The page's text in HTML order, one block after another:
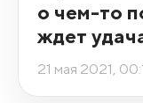
о чем-то
ждет
21 мая 2021,